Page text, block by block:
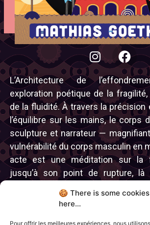
🍪 There is some cookies
here...
Pour offrir les meilleures expériences, nous
L’Architecture de
exploration poétique de la
de la fluidité. À travers la précision
l’équilibre sur les mains, le corps
sculpture et narrateur —
vulnérabilité du corps masculin en
acte est une méditation sur la
jusqu’à son point de rupture,
une grâce inattendue.